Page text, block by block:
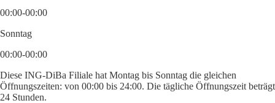
00:00-00:00
Sonntag
00:00-00:00
Diese ING-DiBa Filiale hat Montag bis Sonntag die gleichen
Öffnungszeiten: von 00:00 bis 24:00. Die tägliche Öffnungszeit beträgt
24 Stunden.